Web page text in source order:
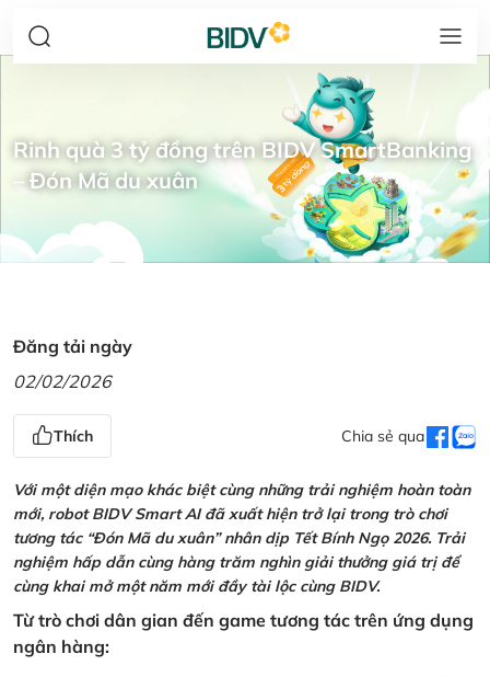
Rinh quà 3 tỷ đồng trên BIDV SmartBanking
– Đón Mã du xuân
Đăng tải ngày
02/02/2026
Thích Chia sẻ qua
Với một diện mạo khác biệt cùng những trải nghiệm hoàn toàn
mới, robot BIDV Smart AI đã xuất hiện trở lại trong trò chơi
tương tác “Đón Mã du xuân” nhân dịp Tết Bính Ngọ 2026. Trải
nghiệm hấp dẫn cùng hàng trăm nghìn giải thưởng giá trị để
cùng khai mở một năm mới đầy tài lộc cùng BIDV.
Từ trò chơi dân gian đến game tương tác trên ứng dụng
ngân hàng: